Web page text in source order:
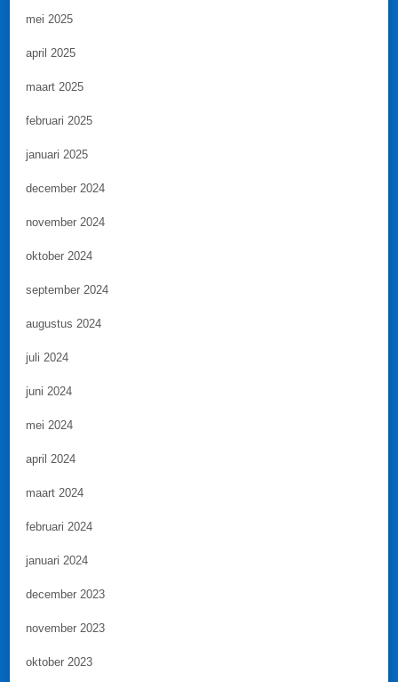
mei 2025
april 2025
maart 2025
februari 2025
januari 2025
december 2024
november 2024
oktober 2024
september 2024
augustus 2024
juli 2024
juni 2024
mei 2024
april 2024
maart 2024
februari 2024
januari 2024
december 2023
november 2023
oktober 2023